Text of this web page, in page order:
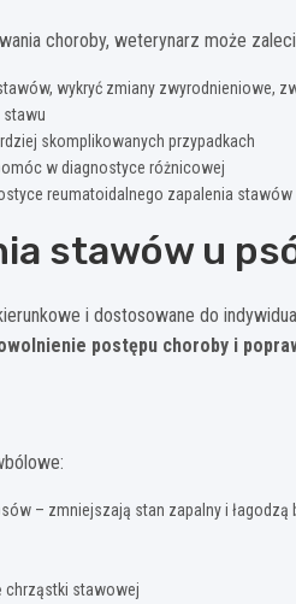
choroby, weterynarz może
wykryć zmiany zwyrodnieniowe,
stawu
skomplikowanych przypadkach
w diagnostyce różnicowej
reumatoidalnego zapalenia stawów
stawów u
i dostosowane do
postępu choroby i
– zmniejszają stan zapalny i łagodzą
chrząstki stawowej